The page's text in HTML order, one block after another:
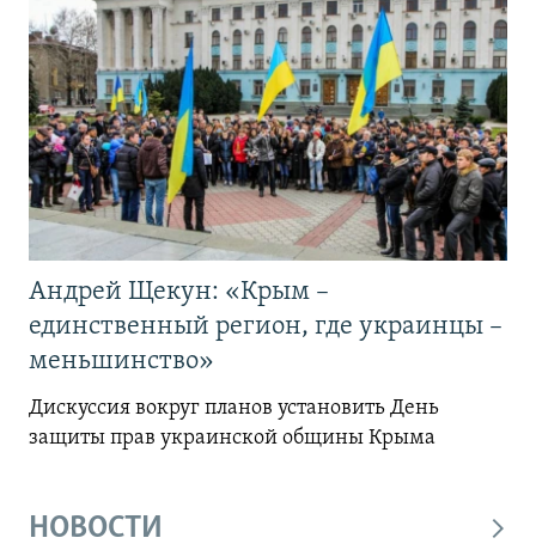
Андрей Щекун: «Крым –
единственный регион, где украинцы –
меньшинство»
Дискуссия вокруг планов установить День
защиты прав украинской общины Крыма
НОВОСТИ